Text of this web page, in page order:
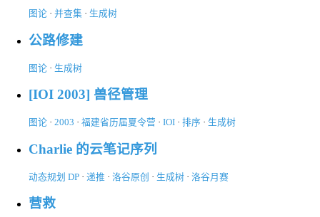
图论 · 并查集 · 生成树
公路修建
图论 · 生成树
[IOI 2003] 兽径管理
图论 · 2003 · 福建省历届夏令营 · IOI · 排序 · 生成树
Charlie 的云笔记序列
动态规划 DP · 递推 · 洛谷原创 · 生成树 · 洛谷月赛
营救